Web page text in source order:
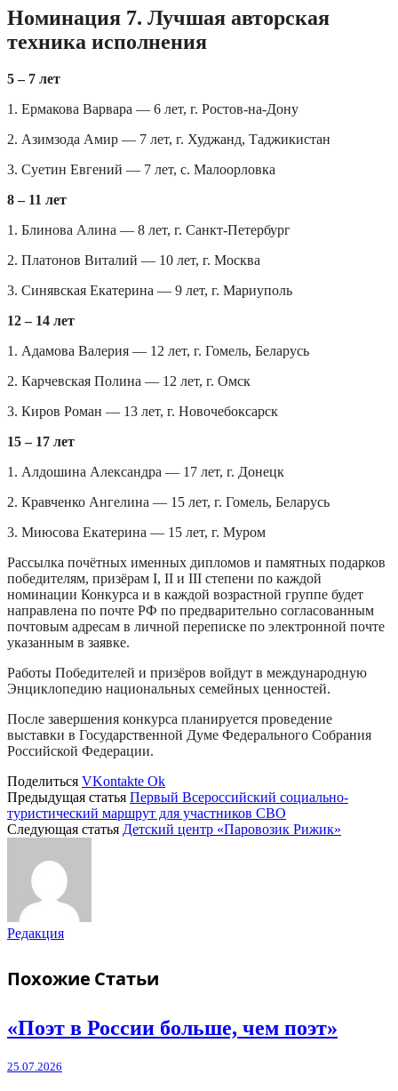
Номинация 7. Лучшая авторская
техника исполнения
5 – 7 лет
1. Ермакова Варвара — 6 лет, г. Ростов-на-Дону
2. Азимзода Амир — 7 лет, г. Худжанд, Таджикистан
3. Суетин Евгений — 7 лет, с. Малоорловка
8 – 11 лет
1. Блинова Алина — 8 лет, г. Санкт-Петербург
2. Платонов Виталий — 10 лет, г. Москва
3. Синявская Екатерина — 9 лет, г. Мариуполь
12 – 14 лет
1. Адамова Валерия — 12 лет, г. Гомель, Беларусь
2. Карчевская Полина — 12 лет, г. Омск
3. Киров Роман — 13 лет, г. Новочебоксарск
15 – 17 лет
1. Алдошина Александра — 17 лет, г. Донецк
2. Кравченко Ангелина — 15 лет, г. Гомель, Беларусь
3. Миюсова Екатерина — 15 лет, г. Муром
Рассылка почётных именных дипломов и памятных подарков
победителям, призёрам I, II и III степени по каждой
номинации Конкурса и в каждой возрастной группе будет
направлена по почте РФ по предварительно согласованным
почтовым адресам в личной переписке по электронной почте
указанным в заявке.
Работы Победителей и призёров войдут в международную
Энциклопедию национальных семейных ценностей.
После завершения конкурса планируется проведение
выставки в Государственной Думе Федерального Собрания
Российской Федерации.
Поделиться VKontakte Ok
Предыдущая статья Первый Всероссийский социально-
туристический маршрут для участников СВО
Следующая статья Детский центр «Паровозик Рижик»
Редакция
Похожие Статьи
«Поэт в России больше, чем поэт»
25.07.2026